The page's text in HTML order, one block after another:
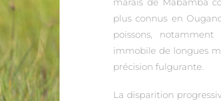
plus connus en
poissons, notamment
immobile de longues
précision fulgurante.
La disparition